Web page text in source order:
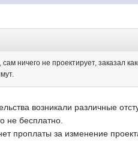
ничего не проектирует, заказал
возникали различные
не бесплатно.
проплаты за изменение